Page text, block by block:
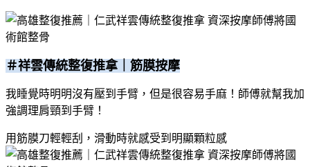
＃祥雲傳統整復推拿｜筋膜按摩
我睡覺時明明沒有壓到手臂，但是很容易手麻！師傅就幫我加
強調理肩頸到手臂！
用筋膜刀輕輕刮，滑動時就感受到明顯顆粒感